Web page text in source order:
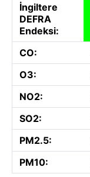
İngiltere
DEFRA
Endeksi:
CO:
O3:
NO2:
SO2:
PM2.5:
PM10: